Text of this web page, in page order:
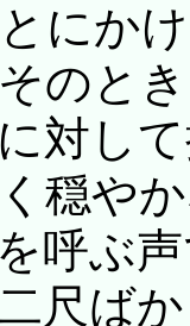
にか
のと
対し
穏や
呼ぶ
尺ば